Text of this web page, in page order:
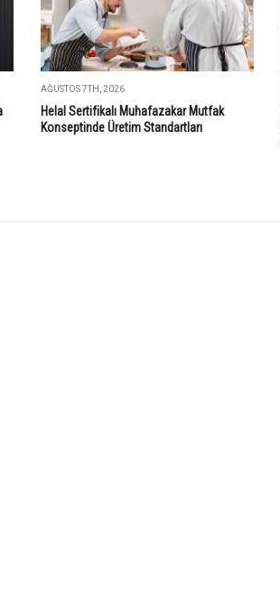
AĞUSTOS 7TH, 2026
Helal Sertifikalı Muhafazakar Mutfak
Konseptinde Üretim Standartları